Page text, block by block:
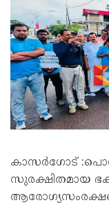
കാസർ​ഗോട്
സുരക്ഷിതമായ